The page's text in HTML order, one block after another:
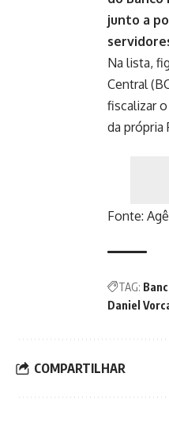
junto a
Na lista,
Central
fiscalizar
da própria
Fonte:
TAG:
Daniel
COMPARTILHAR